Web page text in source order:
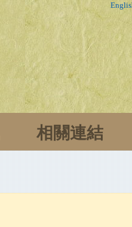
相關連結